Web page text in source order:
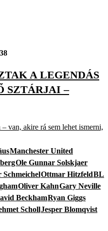
A LEGENDÁS
SZTÁRJAI –
van, akire rá sem lehet ismerni,
Manchester United
Ole Gunnar Solskjaer
SchmeichelOttmar HitzfeldBL
Oliver KahnGary Neville
BeckhamRyan Giggs
SchollJesper Blomqvist